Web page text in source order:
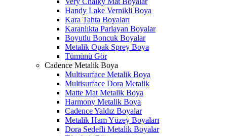
Handy Lake Vernikli Boya
Kara Tahta Boyaları
Karanlıkta Parlayan Boyalar
Boyutlu Boncuk Boyalar
Metalik Opak Sprey Boya
Tümünü Gör
Cadence Metalik Boya
Multisurface Metalik Boya
Multisurface Dora Metalik
Matte Mat Metalik Boya
Harmony Metalik Boya
Cadence Yaldız Boyalar
Metalik Ham Yüzey Boyaları
Dora Sedefli Metalik Boyalar